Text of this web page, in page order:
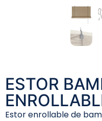
ESTOR
Estor enrollable de